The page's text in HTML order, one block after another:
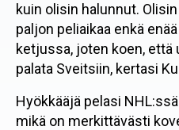
kuin olisin halunnut.
paljon peliaikaa enkä
ketjussa, joten koen, että
palata Sveitsiin, kertasi
Hyökkääjä pelasi
mikä on merkittävästi